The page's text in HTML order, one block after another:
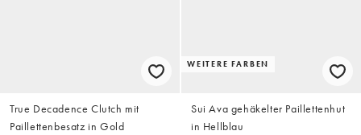
True Decadence Clutch mit
Paillettenbesatz in Gold
WEITERE FARBEN
Sui Ava gehäkelter Paillettenhut
in Hellblau